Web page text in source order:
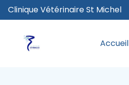
Clinique Vétérinaire St Michel
Accueil